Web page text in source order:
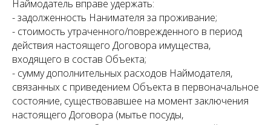
Наймодатель вправе удержать:
- задолженность Нанимателя за проживание;
- стоимость утраченного/поврежденного в период
действия настоящего Договора имущества,
входящего в состав Объекта;
- сумму дополнительных расходов Наймодателя,
связанных с приведением Объекта в первоначальное
состояние, существовавшее на момент заключения
настоящего Договора (мытье посуды,